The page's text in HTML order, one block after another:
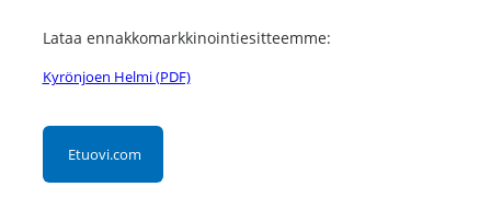
Lataa ennakkomarkkinointiesitteemme:
Kyrönjoen Helmi (PDF)
Etuovi.com